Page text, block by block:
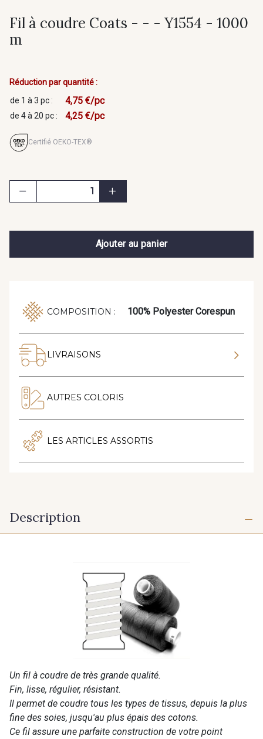
Fil à coudre Coats - - - Y1554 - 1000
m
Réduction par quantité :
de 1 à 3 pc :
4,75 €/pc
de 4 à 20 pc : 4,25 €/pc
Certifié OEKO-TEX®
Ajouter au panier
COMPOSITION : 100% Polyester Corespun
LIVRAISONS
AUTRES COLORIS
LES ARTICLES ASSORTIS
Description
Un fil à coudre de très grande qualité.
Fin, lisse, régulier, résistant.
Il permet de coudre tous les types de tissus, depuis la plus
fine des soies, jusqu'au plus épais des cotons.
Ce fil assure une parfaite construction de votre point